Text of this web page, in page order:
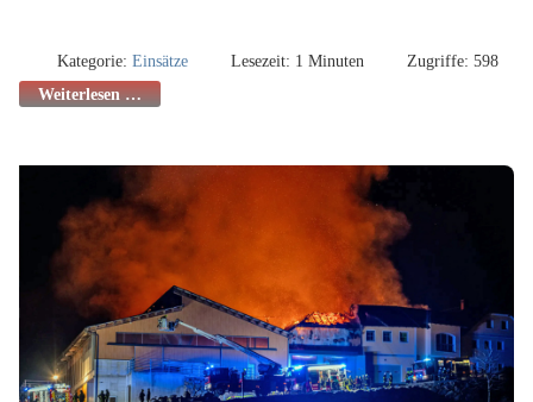
Kategorie:Einsätze Lesezeit: 1 Minuten
Zugriffe: 598
Weiterlesen …